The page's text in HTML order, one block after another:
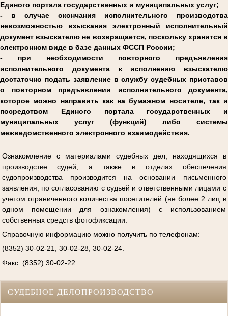
Единого портала государственных и муниципальных услуг;
- в случае окончания исполнительного производства
невозможностью взыскания электронный исполнительный
документ взыскателю не возвращается, поскольку хранится в
электронном виде в базе данных ФССП России;
- при необходимости повторного предъявления
исполнительного документа к исполнению взыскателю
достаточно подать заявление в службу судебных приставов
о повторном предъявлении исполнительного документа,
которое можно направить как на бумажном носителе, так и
посредством Единого портала государственных и
муниципальных услуг (функций) либо системы
межведомственного электронного взаимодействия.
Ознакомление с материалами судебных дел, находящихся в
производстве судей, а также в отделах обеспечения
судопроизводства производится на основании письменного
заявления, по согласованию с судьей и ответственными лицами с
учетом ограниченного количества посетителей (не более 2 лиц в
одном помещении для ознакомления) с использованием
собственных средств фотофиксации.
Справочную информацию можно получить по телефонам:
(8352) 30-02-21, 30-02-28, 30-02-24.
Факс: (8352) 30-02-22
СУДЕБНОЕ ДЕЛОПРОИЗВОДСТВО